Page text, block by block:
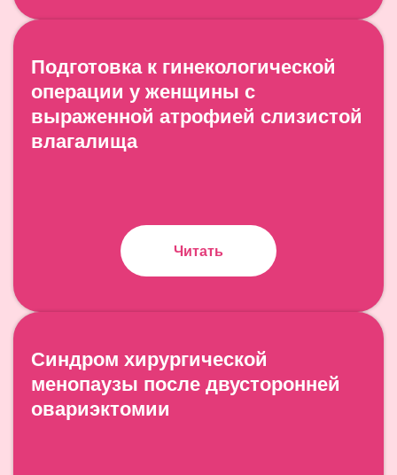
Подготовка к гинекологической
операции у женщины с
выраженной атрофией слизистой
влагалища
Читать
Синдром хирургической
менопаузы после двусторонней
овариэктомии